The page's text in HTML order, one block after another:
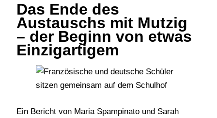
Das Ende des
Austauschs mit Mutzig
– der Beginn von etwas
Einzigartigem
Ein Bericht von Maria Spampinato und Sarah